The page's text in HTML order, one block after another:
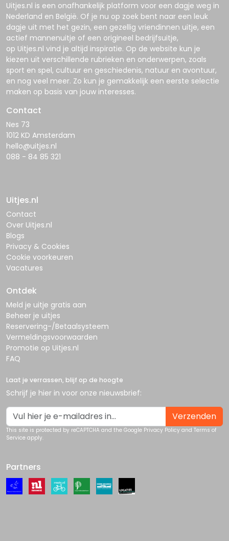
Uitjes.nl is een onafhankelijk platform voor een dagje weg in
Nederland en België. Of je nu op zoek bent naar een leuk
dagje uit met het gezin, een gezellig vriendinnen uitje, een
actief mannenuitje of een origineel bedrijfsuitje,
op Uitjes.nl vind je altijd inspiratie. Op de website kun je
kiezen uit verschillende rubrieken en onderwerpen, zoals
sport en spel, cultuur en geschiedenis, natuur en avontuur,
en nog veel meer. Zo kun je gemakkelijk een eerste selectie
maken op basis van jouw interesses.
Contact
Nes 73
1012 KD Amsterdam
hello@uitjes.nl
088 - 84 85 321
Uitjes.nl
Contact
Over Uitjes.nl
Blogs
Privacy & Cookies
Cookie voorkeuren
Vacatures
Ontdek
Meld je uitje gratis aan
Beheer je uitjes
Reservering-/Betaalsysteem
Vermeldingsvoorwaarden
Promotie op Uitjes.nl
FAQ
Laat je verrassen, blijf op de hoogte
Schrijf je hier in voor onze nieuwsbrief:
Verzenden
This site is protected by reCAPTCHA and the Google Privacy Policy and Terms of
Service apply.
Partners